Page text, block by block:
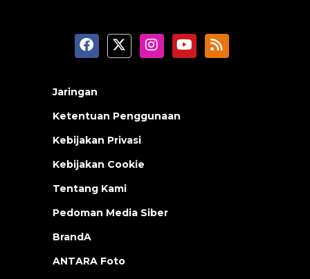
Jaringan
Ketentuan Penggunaan
Kebijakan Privasi
Kebijakan Cookie
Tentang Kami
Pedoman Media Siber
BrandA
ANTARA Foto